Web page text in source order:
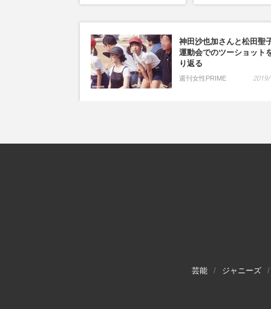
神田沙也加さんと松田聖
運動会でのツーショット
り返る
週刊女性PRIME
芸能 ジャニーズ